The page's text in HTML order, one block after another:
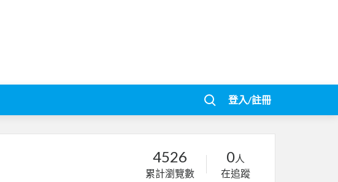
登入/註冊
4526
累計瀏覽數
0人
在追蹤